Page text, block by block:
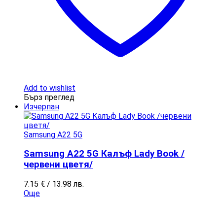
Add to wishlist
Бърз преглед
Изчерпан
Samsung A22 5G
Samsung A22 5G Калъф Lady Book /
червени цветя/
7.15 € / 13.98 лв.
Още